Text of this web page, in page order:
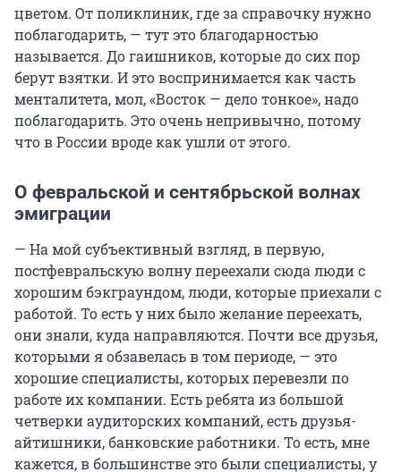
цветом. От поликлиник, где за справочку нужно
поблагодарить, — тут это благодарностью
называется. До гаишников, которые до сих пор
берут взятки. И это воспринимается как часть
менталитета, мол, «Восток — дело тонкое», надо
поблагодарить. Это очень непривычно, потому
что в России вроде как ушли от этого.
О февральской и сентябрьской волнах
эмиграции
— На мой субъективный взгляд, в первую,
постфевральскую волну переехали сюда люди с
хорошим бэкграундом, люди, которые приехали с
работой. То есть у них было желание переехать,
они знали, куда направляются. Почти все друзья,
которыми я обзавелась в том периоде, — это
хорошие специалисты, которых перевезли по
работе их компании. Есть ребята из большой
четверки аудиторских компаний, есть друзья-
айтишники, банковские работники. То есть, мне
кажется, в большинстве это были специалисты, у